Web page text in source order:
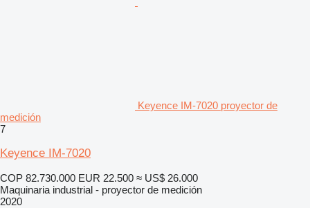
Keyence IM-7020 proyector de
medición
7
Keyence IM-7020
COP 82.730.000 EUR 22.500 ≈ US$ 26.000
Maquinaria industrial - proyector de medición
2020